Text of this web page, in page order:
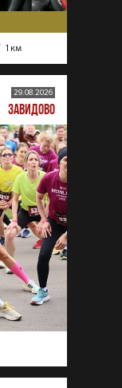
1 км
29.08.2026
ЗАВИДОВО